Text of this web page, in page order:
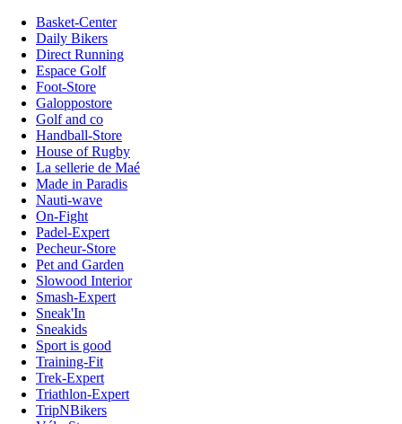
Basket-Center
Daily Bikers
Direct Running
Espace Golf
Foot-Store
Galoppostore
Golf and co
Handball-Store
House of Rugby
La sellerie de Maé
Made in Paradis
Nauti-wave
On-Fight
Padel-Expert
Pecheur-Store
Pet and Garden
Slowood Interior
Smash-Expert
Sneak'In
Sneakids
Sport is good
Training-Fit
Trek-Expert
Triathlon-Expert
TripNBikers